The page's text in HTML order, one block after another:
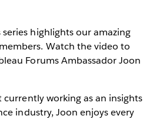
series highlights our amazing
Watch the video to
Forums Ambassador Joon
working as an insights
industry, Joon enjoys every